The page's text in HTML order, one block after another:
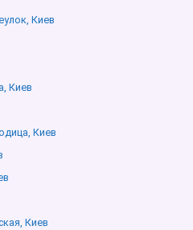
Киев
Киев
Киев
Киев